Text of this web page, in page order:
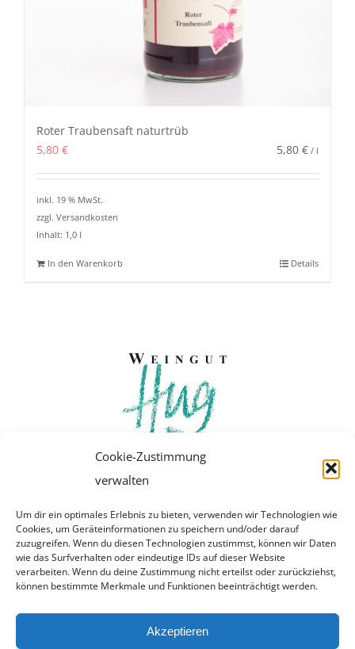
Cookie-Zustimmung
verwalten
Um dir ein optimales Erlebnis zu bieten, verwenden wir Technologien wie
Cookies, um Geräteinformationen zu speichern und/oder darauf
zuzugreifen. Wenn du diesen Technologien zustimmst, können wir Daten
wie das Surfverhalten oder eindeutige IDs auf dieser Website
verarbeiten. Wenn du deine Zustimmung nicht erteilst oder zurückziehst,
können bestimmte Merkmale und Funktionen beeinträchtigt werden.
Akzeptieren
Roter Traubensaft naturtrüb
5,80 € 5,80 € / l
inkl. 19 % MwSt.
zzgl. Versandkosten
Inhalt: 1,0 l
In den Warenkorb Details
© Copyright 2018 | Weingut Hug | Impressum